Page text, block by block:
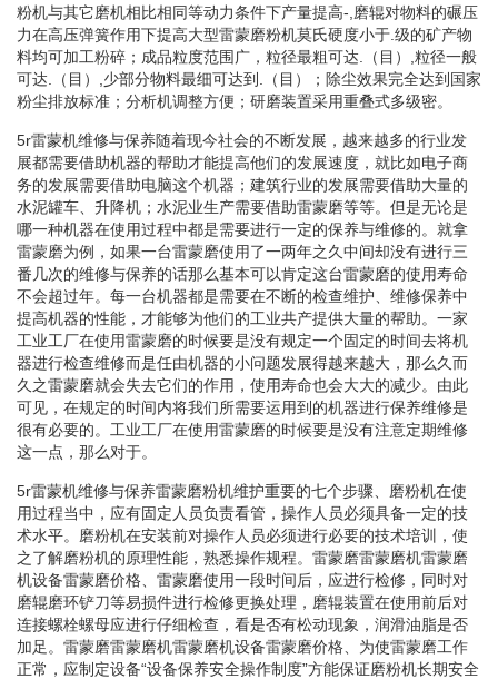
粉机与其它磨机相比相同等动力条件下产量提高-,磨辊对物料的碾压
力在高压弹簧作用下提高大型雷蒙磨粉机莫氏硬度小于.级的矿产物
料均可加工粉碎；成品粒度范围广，粒径最粗可达.（目）,粒径一般
可达.（目）,少部分物料最细可达到.（目）；除尘效果完全达到国家
粉尘排放标准；分析机调整方便；研磨装置采用重叠式多级密。
5r雷蒙机维修与保养随着现今社会的不断发展，越来越多的行业发
展都需要借助机器的帮助才能提高他们的发展速度，就比如电子商
务的发展需要借助电脑这个机器；建筑行业的发展需要借助大量的
水泥罐车、升降机；水泥业生产需要借助雷蒙磨等等。但是无论是
哪一种机器在使用过程中都是需要进行一定的保养与维修的。就拿
雷蒙磨为例，如果一台雷蒙磨使用了一两年之久中间却没有进行三
番几次的维修与保养的话那么基本可以肯定这台雷蒙磨的使用寿命
不会超过年。每一台机器都是需要在不断的检查维护、维修保养中
提高机器的性能，才能够为他们的工业共产提供大量的帮助。一家
工业工厂在使用雷蒙磨的时候要是没有规定一个固定的时间去将机
器进行检查维修而是任由机器的小问题发展得越来越大，那么久而
久之雷蒙磨就会失去它们的作用，使用寿命也会大大的减少。由此
可见，在规定的时间内将我们所需要运用到的机器进行保养维修是
很有必要的。工业工厂在使用雷蒙磨的时候要是没有注意定期维修
这一点，那么对于。
5r雷蒙机维修与保养雷蒙磨粉机维护重要的七个步骤、磨粉机在使
用过程当中，应有固定人员负责看管，操作人员必须具备一定的技
术水平。磨粉机在安装前对操作人员必须进行必要的技术培训，使
之了解磨粉机的原理性能，熟悉操作规程。雷蒙磨雷蒙磨机雷蒙磨
机设备雷蒙磨价格、雷蒙磨使用一段时间后，应进行检修，同时对
磨辊磨环铲刀等易损件进行检修更换处理，磨辊装置在使用前后对
连接螺栓螺母应进行仔细检查，看是否有松动现象，润滑油脂是否
加足。雷蒙磨雷蒙磨机雷蒙磨机设备雷蒙磨价格、为使雷蒙磨工作
正常，应制定设备“设备保养安全操作制度”方能保证磨粉机长期安全